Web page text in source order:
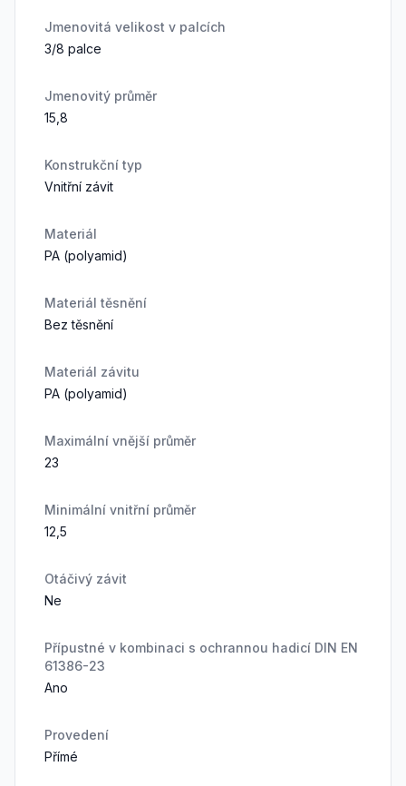
Jmenovitá velikost v palcích
3/8 palce
Jmenovitý průměr
15,8
Konstrukční typ
Vnitřní závit
Materiál
PA (polyamid)
Materiál těsnění
Bez těsnění
Materiál závitu
PA (polyamid)
Maximální vnější průměr
23
Minimální vnitřní průměr
12,5
Otáčivý závit
Ne
Přípustné v kombinaci s ochrannou hadicí DIN EN
61386-23
Ano
Provedení
Přímé